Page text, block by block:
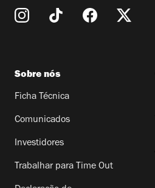
Sobre nós
Ficha Técnica
Comunicados
Investidores
Trabalhar para Time Out